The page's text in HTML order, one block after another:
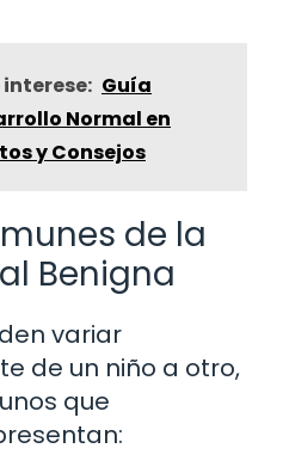
Guía
Normal en
y Consejos
de la
Benigna
variar
de un niño a otro,
que